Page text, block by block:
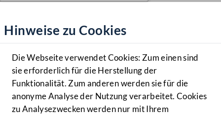
Hilfe
Benutzer
Navigationsmenü öffnen
MENÜ
Hinweise zu Cookies
Die Webseite verwendet Cookies: Zum einen sind
sie erforderlich für die Herstellung der
Funktionalität. Zum anderen werden sie für die
anonyme Analyse der Nutzung verarbeitet. Cookies
zu Analysezwecken werden nur mit Ihrem